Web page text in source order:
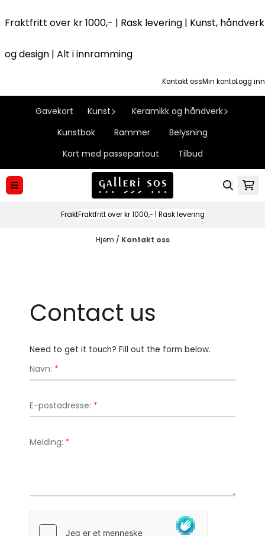
Fraktfritt over kr 1000,- | Rask levering | Kunst, håndverk
og design | Alt i innramming
Kontakt ossMin kontoLogg inn
Gavekort Kunst
Keramikk og håndverk
Kunstbok
Rammer
Belysning
Kort med passepartout
Tilbud
FraktFraktfritt over kr 1000,- | Rask levering
Hjem / Kontakt oss
Contact us
Need to get it touch? Fill out the form below.
Navn: *
E-postadresse: *
Melding: *